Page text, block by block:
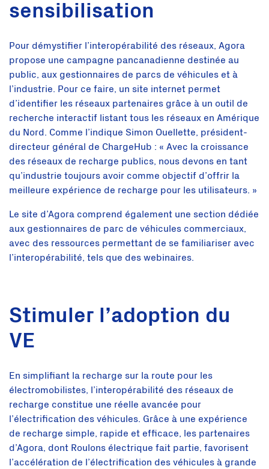
sensibilisation
Pour démystifier l’interopérabilité des réseaux, Agora
propose une campagne pancanadienne destinée au
public, aux gestionnaires de parcs de véhicules et à
l’industrie. Pour ce faire, un site internet permet
d’identifier les réseaux partenaires grâce à un outil de
recherche interactif listant tous les réseaux en Amérique
du Nord. Comme l’indique Simon Ouellette, président-
directeur général de ChargeHub : « Avec la croissance
des réseaux de recharge publics, nous devons en tant
qu’industrie toujours avoir comme objectif d’offrir la
meilleure expérience de recharge pour les utilisateurs. »
Le site d’Agora comprend également une section dédiée
aux gestionnaires de parc de véhicules commerciaux,
avec des ressources permettant de se familiariser avec
l’interopérabilité, tels que des webinaires.
Stimuler l’adoption du
VE
En simplifiant la recharge sur la route pour les
électromobilistes, l’interopérabilité des réseaux de
recharge constitue une réelle avancée pour
l’électrification des véhicules. Grâce à une expérience
de recharge simple, rapide et efficace, les partenaires
d’Agora, dont Roulons électrique fait partie, favorisent
l’accélération de l’électrification des véhicules à grande